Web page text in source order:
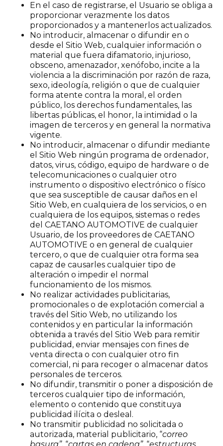
En el caso de registrarse, el Usuario se obliga a
proporcionar verazmente los datos
proporcionados y a mantenerlos actualizados.
No introducir, almacenar o difundir en o
desde el Sitio Web, cualquier información o
material que fuera difamatorio, injurioso,
obsceno, amenazador, xenófobo, incite a la
violencia a la discriminación por razón de raza,
sexo, ideología, religión o que de cualquier
forma atente contra la moral, el orden
público, los derechos fundamentales, las
libertas públicas, el honor, la intimidad o la
imagen de terceros y en general la normativa
vigente.
No introducir, almacenar o difundir mediante
el Sitio Web ningún programa de ordenador,
datos, virus, código, equipo de hardware o de
telecomunicaciones o cualquier otro
instrumento o dispositivo electrónico o físico
que sea susceptible de causar daños en el
Sitio Web, en cualquiera de los servicios, o en
cualquiera de los equipos, sistemas o redes
del CAETANO AUTOMOTIVE de cualquier
Usuario, de los proveedores de CAETANO
AUTOMOTIVE o en general de cualquier
tercero, o que de cualquier otra forma sea
capaz de causarles cualquier tipo de
alteración o impedir el normal
funcionamiento de los mismos.
No realizar actividades publicitarias,
promocionales o de explotación comercial a
través del Sitio Web, no utilizando los
contenidos y en particular la información
obtenida a través del Sitio Web para remitir
publicidad, enviar mensajes con fines de
venta directa o con cualquier otro fin
comercial, ni para recoger o almacenar datos
personales de terceros.
No difundir, transmitir o poner a disposición de
terceros cualquier tipo de información,
elemento o contenido que constituya
publicidad ilícita o desleal.
No transmitir publicidad no solicitada o
autorizada, material publicitario, “correo